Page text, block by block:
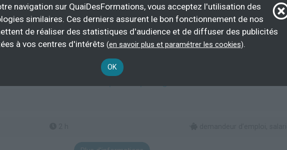
Plus d'informations
de plan média Gestion de l'information et de la documentation
Savoir vérifier les infos que l'on partage sur les réseaux sociaux
navigation sur QuaiDesFormations, vous acceptez l'utilisation des
similaires. Ces derniers assurent le bon fonctionnement de nos
de réaliser des statistiques d'audience et de diffuser des publicités
à vos centres d'intérêts (en savoir plus et paramétrer les cookies).
OK